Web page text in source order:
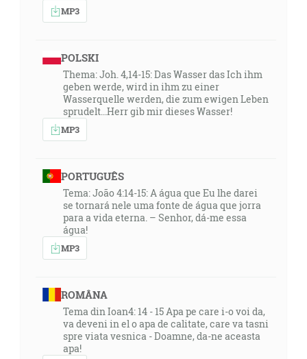
MP3
POLSKI
Thema: Joh. 4,14-15: Das Wasser das Ich ihm
geben werde, wird in ihm zu einer
Wasserquelle werden, die zum ewigen Leben
sprudelt...Herr gib mir dieses Wasser!
MP3
PORTUGUÊS
Tema: João 4:14-15: A água que Eu lhe darei
se tornará nele uma fonte de água que jorra
para a vida eterna. – Senhor, dá-me essa
água!
MP3
ROMÂNA
Tema din Ioan4: 14 - 15 Apa pe care i-o voi da,
va deveni in el o apa de calitate, care va tasni
spre viata vesnica - Doamne, da-ne aceasta
apa!